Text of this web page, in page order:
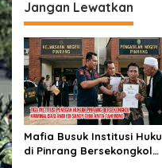
s
i
p
o
s
Jangan Lewatkan
Mafia Busuk Institusi
di Pinrang Bersekongkol